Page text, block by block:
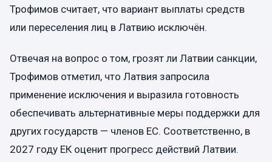
Трофимов считает, что вариант выплаты средств
или переселения лиц в Латвию исключён.
Отвечая на вопрос о том, грозят ли Латвии санкции,
Трофимов отметил, что Латвия запросила
применение исключения и выразила готовность
обеспечивать альтернативные меры поддержки для
других государств — членов ЕС. Соответственно, в
2027 году ЕК оценит прогресс действий Латвии.